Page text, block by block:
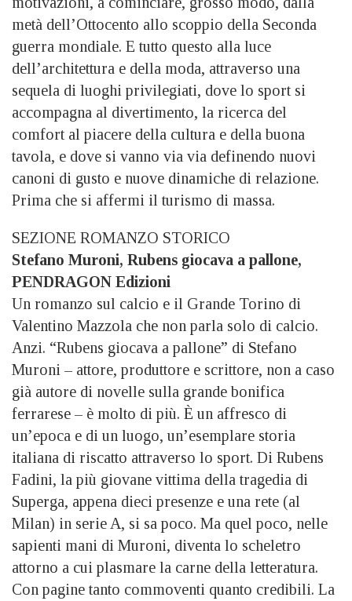
metà dell’Ottocento allo scoppio della Seconda
guerra mondiale. E tutto questo alla luce
dell’architettura e della moda, attraverso una
sequela di luoghi privilegiati, dove lo sport si
accompagna al divertimento, la ricerca del
comfort al piacere della cultura e della buona
tavola, e dove si vanno via via definendo nuovi
canoni di gusto e nuove dinamiche di relazione.
Prima che si affermi il turismo di massa.
SEZIONE ROMANZO STORICO
Stefano Muroni, Rubens giocava a pallone,
PENDRAGON Edizioni
Un romanzo sul calcio e il Grande Torino di
Valentino Mazzola che non parla solo di calcio.
Anzi. “Rubens giocava a pallone” di Stefano
Muroni – attore, produttore e scrittore, non a caso
già autore di novelle sulla grande bonifica
ferrarese – è molto di più. È un affresco di
un’epoca e di un luogo, un’esemplare storia
italiana di riscatto attraverso lo sport. Di Rubens
Fadini, la più giovane vittima della tragedia di
Superga, appena dieci presenze e una rete (al
Milan) in serie A, si sa poco. Ma quel poco, nelle
sapienti mani di Muroni, diventa lo scheletro
attorno a cui plasmare la carne della letteratura.
Con pagine tanto commoventi quanto credibili. La